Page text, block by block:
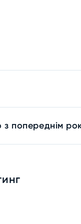
з попереднім